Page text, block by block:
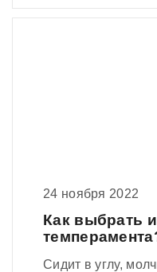
24 ноября 2022
Как выбрать
Сидит в углу,